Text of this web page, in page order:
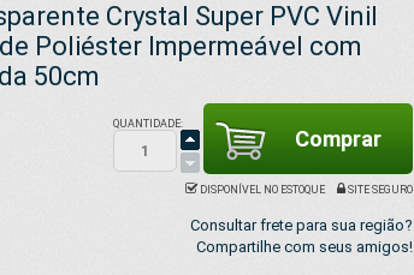
Crystal Super PVC Vinil
Poliéster Impermeável com
50cm
QUANTIDADE:
DISPONÍVEL NO ESTOQUE SITE SEGURO
Consultar frete para sua região?
Compartilhe com seus amigos!